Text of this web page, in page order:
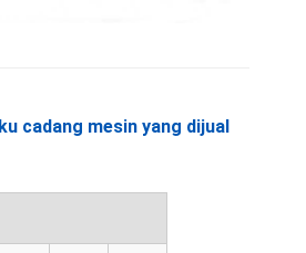
cadang mesin yang dijual